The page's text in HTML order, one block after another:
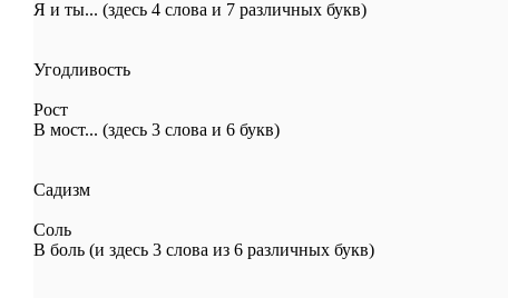
Я и ты... (здесь 4 слова и 7 различных букв)
Угодливость
Рост
В мост... (здесь 3 слова и 6 букв)
Садизм
Соль
В боль (и здесь 3 слова из 6 различных букв)